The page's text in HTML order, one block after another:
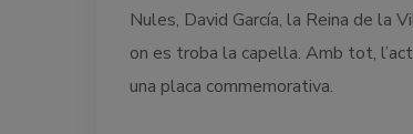
Nules, David García, la Reina de la
on es troba la capella. Amb tot,
una placa commemorativa.